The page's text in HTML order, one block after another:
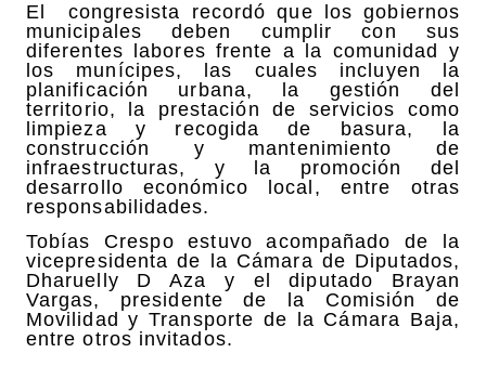
El congresista recordó que los gobiernos
municipales deben cumplir con sus
diferentes labores frente a la comunidad y
los munícipes, las cuales incluyen la
planificación urbana, la gestión del
territorio, la prestación de servicios como
limpieza y recogida de basura, la
construcción y mantenimiento de
infraestructuras, y la promoción del
desarrollo económico local, entre otras
responsabilidades.
Tobías Crespo estuvo acompañado de la
vicepresidenta de la Cámara de Diputados,
Dharuelly D Aza y el diputado Brayan
Vargas, presidente de la Comisión de
Movilidad y Transporte de la Cámara Baja,
entre otros invitados.